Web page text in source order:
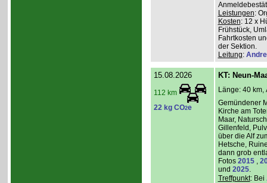
Leistungen:
Kosten: 12 x
Frühstück,
Fahrtkosten
der Sektion.
Leitung:
15.08.2026
112 km
22 kg CO2e
KT: Neun-
Länge: 40 km,
Gemündener
Kirche am
Maar,
Gillenfeld,
über die Alf
Hetsche,
dann grob
Fotos 2015 ,
und 2025.
Treffpunkt: Bei